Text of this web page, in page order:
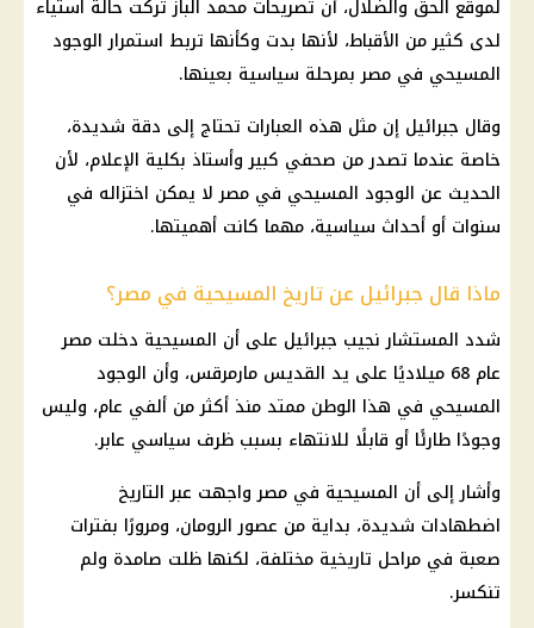
لموقع الحق والضلال، أن تصريحات محمد الباز تركت حالة استياء
لدى كثير من الأقباط، لأنها بدت وكأنها تربط استمرار الوجود
المسيحي في مصر بمرحلة سياسية بعينها.
وقال جبرائيل إن مثل هذه العبارات تحتاج إلى دقة شديدة،
خاصة عندما تصدر من صحفي كبير وأستاذ بكلية الإعلام، لأن
الحديث عن الوجود المسيحي في مصر لا يمكن اختزاله في
سنوات أو أحداث سياسية، مهما كانت أهميتها.
ماذا قال جبرائيل عن تاريخ المسيحية في مصر؟
شدد المستشار نجيب جبرائيل على أن المسيحية دخلت مصر
عام 68 ميلاديًا على يد القديس مارمرقس، وأن الوجود
المسيحي في هذا الوطن ممتد منذ أكثر من ألفي عام، وليس
وجودًا طارئًا أو قابلًا للانتهاء بسبب ظرف سياسي عابر.
وأشار إلى أن المسيحية في مصر واجهت عبر التاريخ
اضطهادات شديدة، بداية من عصور الرومان، ومرورًا بفترات
صعبة في مراحل تاريخية مختلفة، لكنها ظلت صامدة ولم
تنكسر.